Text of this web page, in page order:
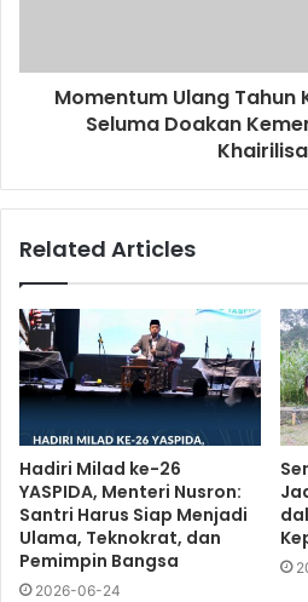
Momentum Ulang Tahun
Seluma Doakan
Related Articles
Hadiri Milad ke-26
YASPIDA, Menteri Nusron:
Santri Harus Siap Menjadi
Ulama, Teknokrat, dan
Pemimpin Bangsa
2026-06-24